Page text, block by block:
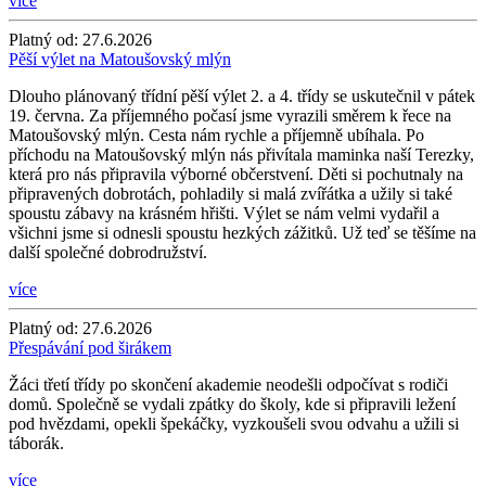
Platný od: 27.6.2026
Pěší výlet na Matoušovský mlýn
Dlouho plánovaný třídní pěší výlet 2. a 4. třídy se uskutečnil v pátek
19. června. Za příjemného počasí jsme vyrazili směrem k řece na
Matoušovský mlýn. Cesta nám rychle a příjemně ubíhala. Po
příchodu na Matoušovský mlýn nás přivítala maminka naší Terezky,
která pro nás připravila výborné občerstvení. Děti si pochutnaly na
připravených dobrotách, pohladily si malá zvířátka a užily si také
spoustu zábavy na krásném hřišti. Výlet se nám velmi vydařil a
všichni jsme si odnesli spoustu hezkých zážitků. Už teď se těšíme na
další společné dobrodružství.
více
Platný od: 27.6.2026
Přespávání pod širákem
Žáci třetí třídy po skončení akademie neodešli odpočívat s rodiči
domů. Společně se vydali zpátky do školy, kde si připravili ležení
pod hvězdami, opekli špekáčky, vyzkoušeli svou odvahu a užili si
táborák.
více